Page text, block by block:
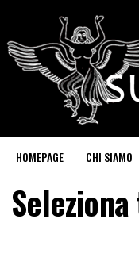
HOMEPAGE CHI SIAMO